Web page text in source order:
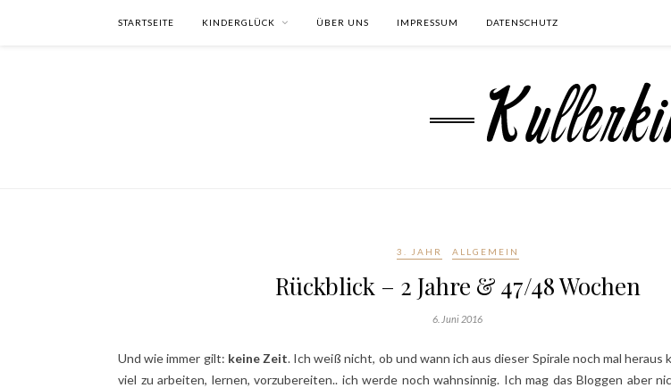
STARTSEITE KINDERGLÜCK ÜBER UNS IMPRESSUM DATENSCHUTZ
3. JAHR ALLGEMEIN
Rückblick – 2 Jahre & 47/48 Wochen
6. Juni 2016
Und wie immer gilt: keine Zeit. Ich weiß nicht, ob und wann ich aus dieser Spirale noch mal heraus
viel zu arbeiten, lernen, vorzubereiten.. ich werde noch wahnsinnig. Ich mag das Bloggen aber